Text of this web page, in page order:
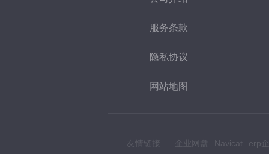
服务条款
隐私协议
网站地图
友情链接 企业网盘 Navicat erp